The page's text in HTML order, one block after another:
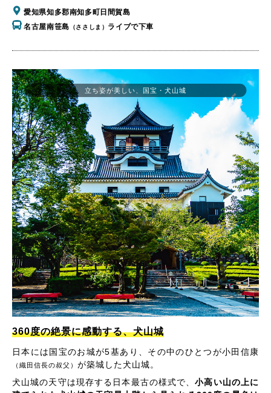
愛知県知多郡南知多町日間賀島
名古屋南笹島 （ささしま） ライブで下車
360度の絶景に感動する、犬山城
日本には国宝のお城が5基あり、その中のひとつが小田信康
（織田信長の叔父） が築城した犬山城。
犬山城の天守は現存する日本最古の様式で、小高い山の上に
立ち姿が美しい、国宝・犬山城